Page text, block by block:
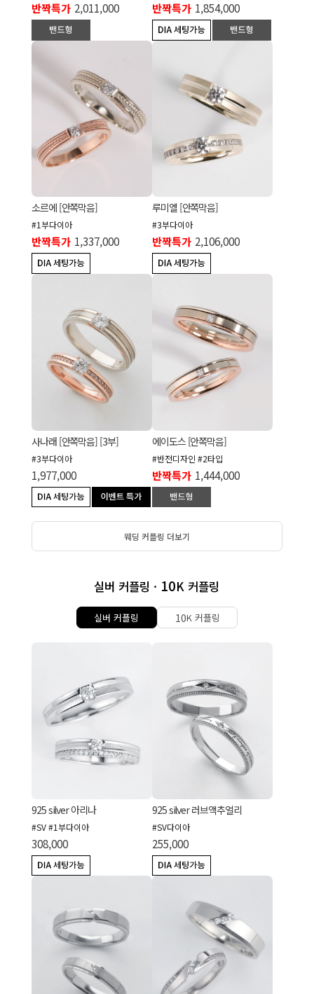
반짝특가 2,011,000 반짝특가 1,854,000
소르에 [안쪽막음]
#1부다이아
반짝특가 1,337,000
루미엘 [안쪽막음]
#3부다이아
반짝특가 2,106,000
사나래 [안쪽막음] [3부]
#3부다이아
1,977,000
에이도스 [안쪽막음]
#반전디자인 #2타입
반짝특가 1,444,000
웨딩 커플링 더보기
실버 커플링 · 10K 커플링
실버 커플링 10K 커플링
925 silver 아리나
#SV #1부다이아
308,000
925 silver 러브액추얼리
#SV다이아
255,000